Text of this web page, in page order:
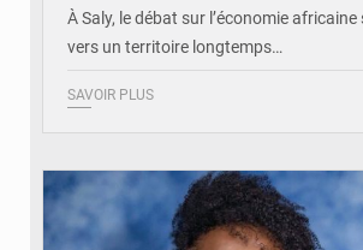
À Saly, le débat sur l’économie africaine
vers un territoire longtemps…
SAVOIR PLUS